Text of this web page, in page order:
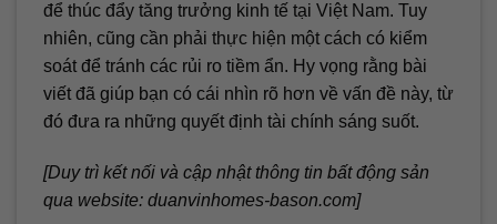
để thúc đẩy tăng trưởng kinh tế tại Việt Nam. Tuy
nhiên, cũng cần phải thực hiện một cách có kiểm
soát để tránh các rủi ro tiềm ẩn. Hy vọng rằng bài
viết đã giúp bạn có cái nhìn rõ hơn về vấn đề này, từ
đó đưa ra những quyết định tài chính sáng suốt.
[Duy trì kết nối và cập nhật thông tin bất động sản
qua website: duanvinhomes-bason.com]